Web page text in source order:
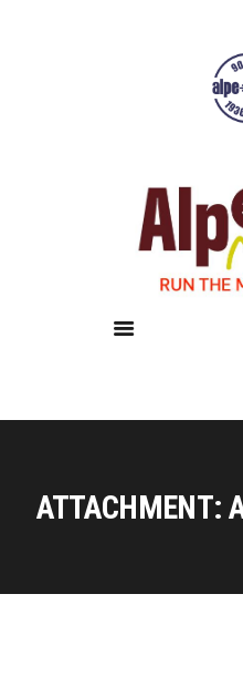
ATTACHMENT:
Résultats
Galerie
Infos pratiques